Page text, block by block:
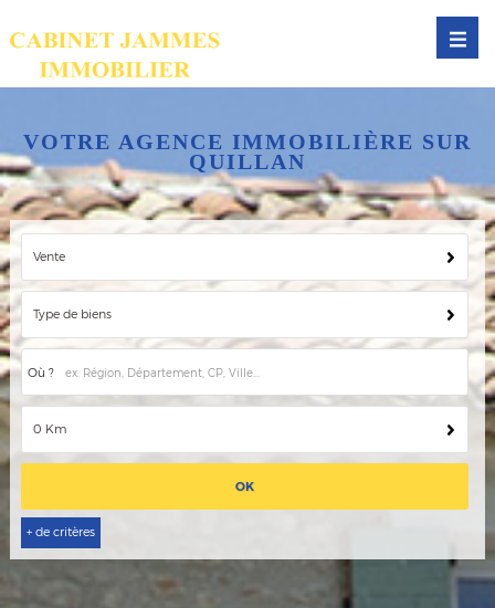
VOTRE AGENCE IMMOBILIÈRE SUR
QUILLAN
Vente
Type de biens
Où ?
0 Km
+ de critères